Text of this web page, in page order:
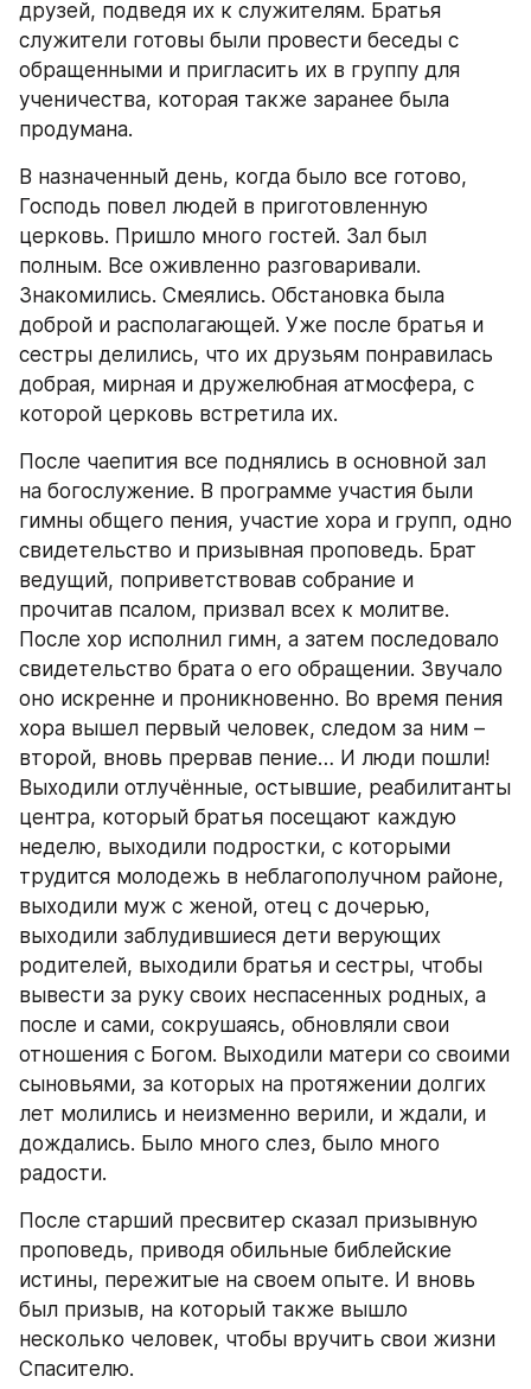
друзей, подведя их к служителям. Братья
служители готовы были провести беседы с
обращенными и пригласить их в группу для
ученичества, которая также заранее была
продумана.
В назначенный день, когда было все готово,
Господь повел людей в приготовленную
церковь. Пришло много гостей. Зал был
полным. Все оживленно разговаривали.
Знакомились. Смеялись. Обстановка была
доброй и располагающей. Уже после братья и
сестры делились, что их друзьям понравилась
добрая, мирная и дружелюбная атмосфера, с
которой церковь встретила их.
После чаепития все поднялись в основной зал
на богослужение. В программе участия были
гимны общего пения, участие хора и групп, одно
свидетельство и призывная проповедь. Брат
ведущий, поприветствовав собрание и
прочитав псалом, призвал всех к молитве.
После хор исполнил гимн, а затем последовало
свидетельство брата о его обращении. Звучало
оно искренне и проникновенно. Во время пения
хора вышел первый человек, следом за ним –
второй, вновь прервав пение… И люди пошли!
Выходили отлучённые, остывшие, реабилитанты
центра, который братья посещают каждую
неделю, выходили подростки, с которыми
трудится молодежь в неблагополучном районе,
выходили муж с женой, отец с дочерью,
выходили заблудившиеся дети верующих
родителей, выходили братья и сестры, чтобы
вывести за руку своих неспасенных родных, а
после и сами, сокрушаясь, обновляли свои
отношения с Богом. Выходили матери со своими
сыновьями, за которых на протяжении долгих
лет молились и неизменно верили, и ждали, и
дождались. Было много слез, было много
радости.
После старший пресвитер сказал призывную
проповедь, приводя обильные библейские
истины, пережитые на своем опыте. И вновь
был призыв, на который также вышло
несколько человек, чтобы вручить свои жизни
Спасителю.